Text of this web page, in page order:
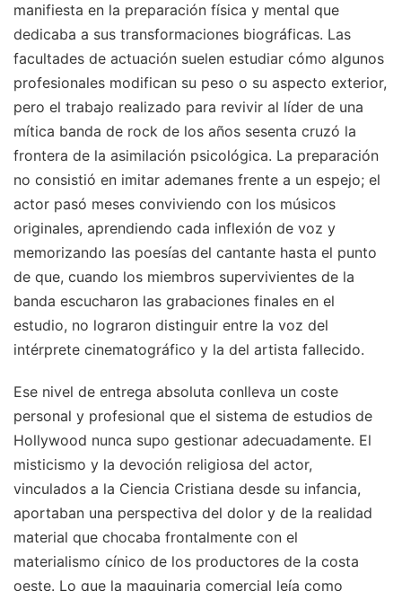
manifiesta en la preparación física y mental que
dedicaba a sus transformaciones biográficas. Las
facultades de actuación suelen estudiar cómo algunos
profesionales modifican su peso o su aspecto exterior,
pero el trabajo realizado para revivir al líder de una
mítica banda de rock de los años sesenta cruzó la
frontera de la asimilación psicológica. La preparación
no consistió en imitar ademanes frente a un espejo; el
actor pasó meses conviviendo con los músicos
originales, aprendiendo cada inflexión de voz y
memorizando las poesías del cantante hasta el punto
de que, cuando los miembros supervivientes de la
banda escucharon las grabaciones finales en el
estudio, no lograron distinguir entre la voz del
intérprete cinematográfico y la del artista fallecido.
Ese nivel de entrega absoluta conlleva un coste
personal y profesional que el sistema de estudios de
Hollywood nunca supo gestionar adecuadamente. El
misticismo y la devoción religiosa del actor,
vinculados a la Ciencia Cristiana desde su infancia,
aportaban una perspectiva del dolor y de la realidad
material que chocaba frontalmente con el
materialismo cínico de los productores de la costa
oeste. Lo que la maquinaria comercial leía como